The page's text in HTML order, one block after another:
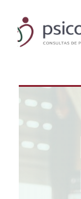
content